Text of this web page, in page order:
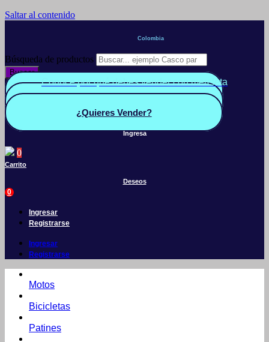
Saltar al contenido
Colombia
Búsqueda de productos
Buscar
Conoce por qué debes vender con mercleta
Quiero Vender
¿Quieres Vender?
Ingresa
0
Carrito
Deseos
0
Ingresar
Registrarse
Ingresar
Registrarse
Motos
Bicicletas
Patines